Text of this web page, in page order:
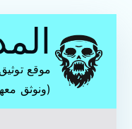
المحتوى
موقع
(ونوثق